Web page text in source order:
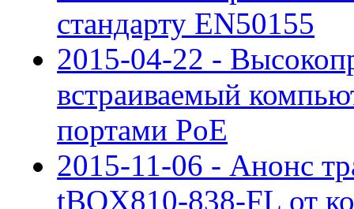
стандарту EN50155
2015-04-22 -
встраиваемый
портами PoE
2015-11-06 - Анонс
tBOX810-838-FL от